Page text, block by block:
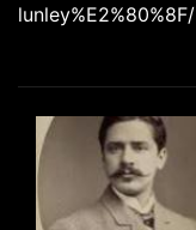
lunley%E2%80%8F/